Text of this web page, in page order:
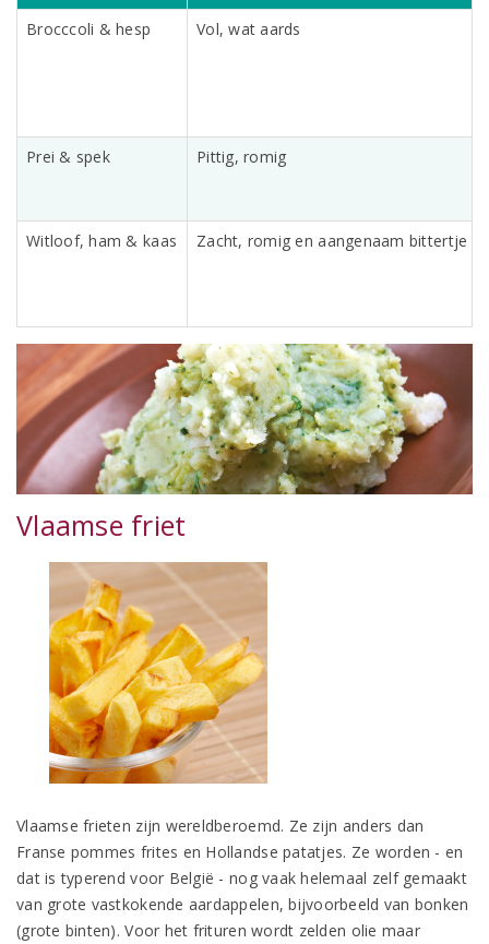
Brocccoli & hesp Vol, wat aards
Prei & spek Pittig, romig
Witloof, ham & kaas Zacht, romig en aangenaam bittertje
Vlaamse friet
Vlaamse frieten zijn wereldberoemd. Ze zijn anders dan
Franse pommes frites en Hollandse patatjes. Ze worden - en
dat is typerend voor België - nog vaak helemaal zelf gemaakt
van grote vastkokende aardappelen, bijvoorbeeld van bonken
(grote binten). Voor het frituren wordt zelden olie maar